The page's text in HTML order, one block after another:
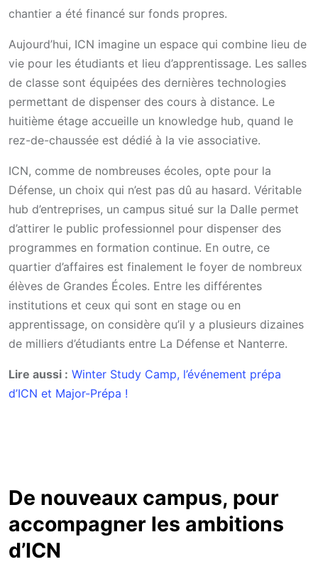
chantier a été financé sur fonds propres.
Aujourd’hui, ICN imagine un espace qui combine lieu de
vie pour les étudiants et lieu d’apprentissage. Les salles
de classe sont équipées des dernières technologies
permettant de dispenser des cours à distance. Le
huitième étage accueille un knowledge hub, quand le
rez-de-chaussée est dédié à la vie associative.
ICN, comme de nombreuses écoles, opte pour la
Défense, un choix qui n’est pas dû au hasard. Véritable
hub d’entreprises, un campus situé sur la Dalle permet
d’attirer le public professionnel pour dispenser des
programmes en formation continue. En outre, ce
quartier d’affaires est finalement le foyer de nombreux
élèves de Grandes Écoles. Entre les différentes
institutions et ceux qui sont en stage ou en
apprentissage, on considère qu’il y a plusieurs dizaines
de milliers d’étudiants entre La Défense et Nanterre.
Lire aussi : Winter Study Camp, l’événement prépa
d’ICN et Major-Prépa !
De nouveaux campus, pour
accompagner les ambitions
d’ICN